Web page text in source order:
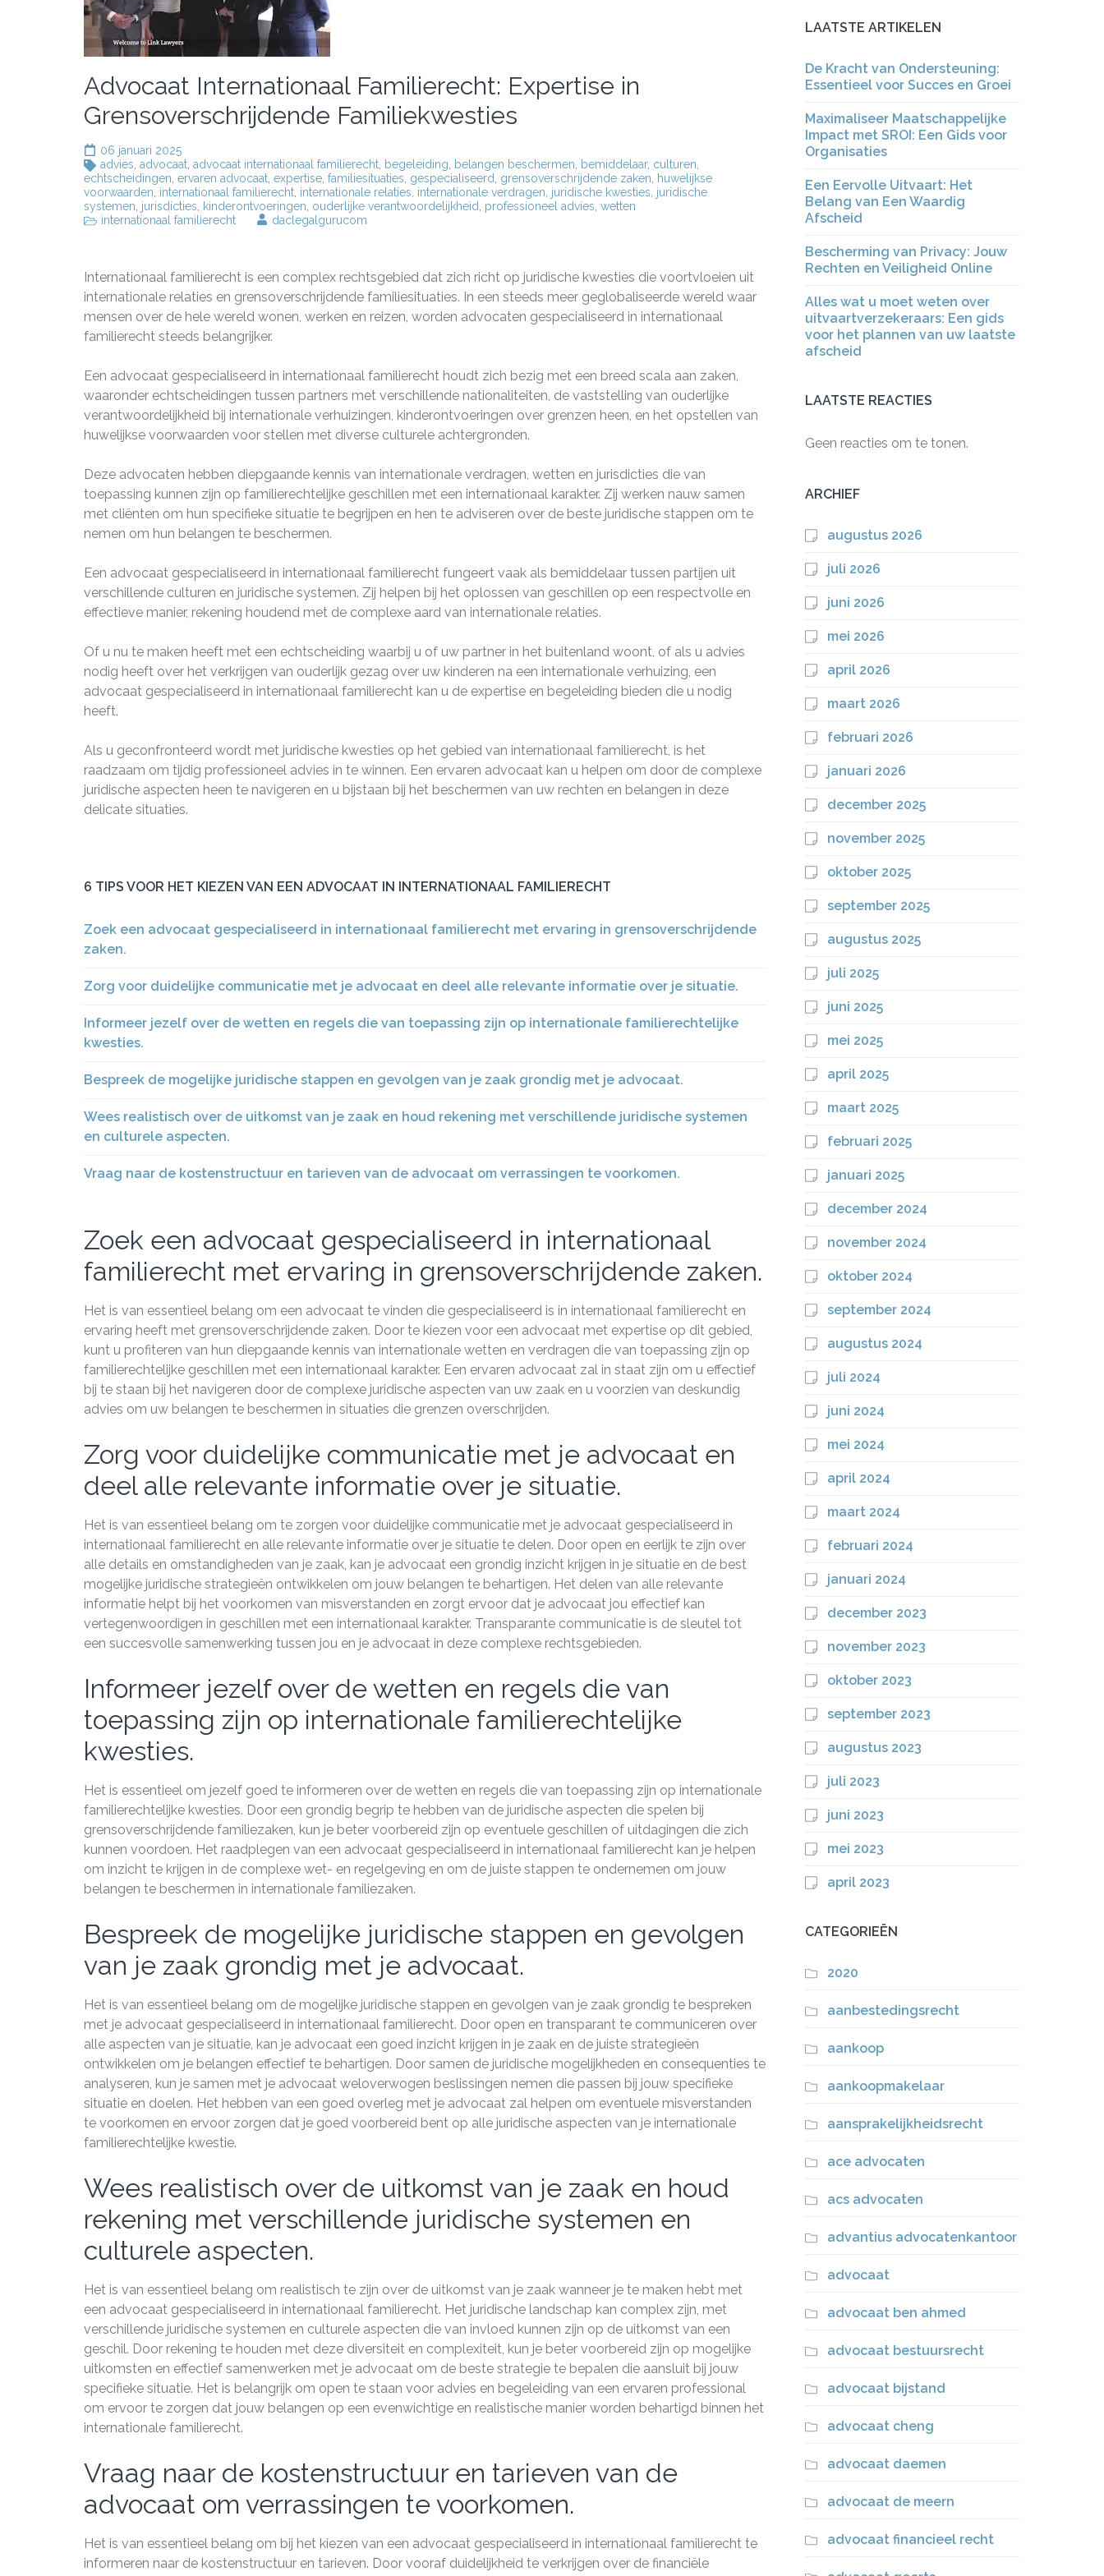
Advocaat Internationaal Familierecht: Expertise in
Grensoverschrijdende Familiekwesties
06 januari 2025
advies advocaat advocaat internationaal familierecht begeleiding belangen beschermen bemiddelaar, culturen
echtscheidingen ervaren advocaat expertise familiesituaties gespecialiseerd grensoverschrijdende zaken
huwelijkse
voorwaarden internationaal familierecht internationale relaties internationale verdragen juridische kwesties juridische
systemen jurisdicties kinderontvoeringen ouderlijke verantwoordelijkheid professioneel advies wetten
internationaal familierecht
daclegalgurucom
Internationaal familierecht is een complex rechtsgebied dat zich richt op juridische kwesties die voortvloeien uit
internationale relaties en grensoverschrijdende familiesituaties. In een steeds meer geglobaliseerde wereld waar
mensen over de hele wereld wonen, werken en reizen, worden advocaten gespecialiseerd in internationaal
familierecht steeds belangrijker.
Een advocaat gespecialiseerd in internationaal familierecht houdt zich bezig met een breed scala aan zaken,
waaronder echtscheidingen tussen partners met verschillende nationaliteiten, de vaststelling van ouderlijke
verantwoordelijkheid bij internationale verhuizingen, kinderontvoeringen over grenzen heen, en het opstellen van
huwelijkse voorwaarden voor stellen met diverse culturele achtergronden.
Deze advocaten hebben diepgaande kennis van internationale verdragen, wetten en jurisdicties die van
toepassing kunnen zijn op familierechtelijke geschillen met een internationaal karakter. Zij werken nauw samen
met cliënten om hun specifieke situatie te begrijpen en hen te adviseren over de beste juridische stappen om te
nemen om hun belangen te beschermen.
Een advocaat gespecialiseerd in internationaal familierecht fungeert vaak als bemiddelaar tussen partijen uit
verschillende culturen en juridische systemen. Zij helpen bij het oplossen van geschillen op een respectvolle en
effectieve manier, rekening houdend met de complexe aard van internationale relaties.
Of u nu te maken heeft met een echtscheiding waarbij u of uw partner in het buitenland woont, of als u advies
nodig heeft over het verkrijgen van ouderlijk gezag over uw kinderen na een internationale verhuizing, een
advocaat gespecialiseerd in internationaal familierecht kan u de expertise en begeleiding bieden die u nodig
heeft.
Als u geconfronteerd wordt met juridische kwesties op het gebied van internationaal familierecht, is het
raadzaam om tijdig professioneel advies in te winnen. Een ervaren advocaat kan u helpen om door de complexe
juridische aspecten heen te navigeren en u bijstaan bij het beschermen van uw rechten en belangen in deze
delicate situaties.
6 TIPS VOOR HET KIEZEN VAN EEN ADVOCAAT IN INTERNATIONAAL FAMILIERECHT
Zoek een advocaat gespecialiseerd in internationaal familierecht met ervaring in grensoverschrijdende
zaken.
Zorg voor duidelijke communicatie met je advocaat en deel alle relevante informatie over je situatie.
Informeer jezelf over de wetten en regels die van toepassing zijn op internationale familierechtelijke
kwesties.
Bespreek de mogelijke juridische stappen en gevolgen van je zaak grondig met je advocaat.
Wees realistisch over de uitkomst van je zaak en houd rekening met verschillende juridische systemen
en culturele aspecten.
Vraag naar de kostenstructuur en tarieven van de advocaat om verrassingen te voorkomen.
Zoek een advocaat gespecialiseerd in internationaal
familierecht met ervaring in grensoverschrijdende zaken.
Het is van essentieel belang om een advocaat te vinden die gespecialiseerd is in internationaal familierecht en
ervaring heeft met grensoverschrijdende zaken. Door te kiezen voor een advocaat met expertise op dit gebied,
kunt u profiteren van hun diepgaande kennis van internationale wetten en verdragen die van toepassing zijn op
familierechtelijke geschillen met een internationaal karakter. Een ervaren advocaat zal in staat zijn om u effectief
bij te staan bij het navigeren door de complexe juridische aspecten van uw zaak en u voorzien van deskundig
advies om uw belangen te beschermen in situaties die grenzen overschrijden.
Zorg voor duidelijke communicatie met je advocaat en
deel alle relevante informatie over je situatie.
Het is van essentieel belang om te zorgen voor duidelijke communicatie met je advocaat gespecialiseerd in
internationaal familierecht en alle relevante informatie over je situatie te delen. Door open en eerlijk te zijn over
alle details en omstandigheden van je zaak, kan je advocaat een grondig inzicht krijgen in je situatie en de best
mogelijke juridische strategieën ontwikkelen om jouw belangen te behartigen. Het delen van alle relevante
informatie helpt bij het voorkomen van misverstanden en zorgt ervoor dat je advocaat jou effectief kan
vertegenwoordigen in geschillen met een internationaal karakter. Transparante communicatie is de sleutel tot
een succesvolle samenwerking tussen jou en je advocaat in deze complexe rechtsgebieden.
Informeer jezelf over de wetten en regels die van
toepassing zijn op internationale familierechtelijke
kwesties.
Het is essentieel om jezelf goed te informeren over de wetten en regels die van toepassing zijn op internationale
familierechtelijke kwesties. Door een grondig begrip te hebben van de juridische aspecten die spelen bij
grensoverschrijdende familiezaken, kun je beter voorbereid zijn op eventuele geschillen of uitdagingen die zich
kunnen voordoen. Het raadplegen van een advocaat gespecialiseerd in internationaal familierecht kan je helpen
om inzicht te krijgen in de complexe wet- en regelgeving en om de juiste stappen te ondernemen om jouw
belangen te beschermen in internationale familiezaken.
Bespreek de mogelijke juridische stappen en gevolgen
van je zaak grondig met je advocaat.
Het is van essentieel belang om de mogelijke juridische stappen en gevolgen van je zaak grondig te bespreken
met je advocaat gespecialiseerd in internationaal familierecht. Door open en transparant te communiceren over
alle aspecten van je situatie, kan je advocaat een goed inzicht krijgen in je zaak en de juiste strategieën
ontwikkelen om je belangen effectief te behartigen. Door samen de juridische mogelijkheden en consequenties te
analyseren, kun je samen met je advocaat weloverwogen beslissingen nemen die passen bij jouw specifieke
situatie en doelen. Het hebben van een goed overleg met je advocaat zal helpen om eventuele misverstanden
te voorkomen en ervoor zorgen dat je goed voorbereid bent op alle juridische aspecten van je internationale
familierechtelijke kwestie.
Wees realistisch over de uitkomst van je zaak en houd
rekening met verschillende juridische systemen en
culturele aspecten.
Het is van essentieel belang om realistisch te zijn over de uitkomst van je zaak wanneer je te maken hebt met
een advocaat gespecialiseerd in internationaal familierecht. Het juridische landschap kan complex zijn, met
verschillende juridische systemen en culturele aspecten die van invloed kunnen zijn op de uitkomst van een
geschil. Door rekening te houden met deze diversiteit en complexiteit, kun je beter voorbereid zijn op mogelijke
uitkomsten en effectief samenwerken met je advocaat om de beste strategie te bepalen die aansluit bij jouw
specifieke situatie. Het is belangrijk om open te staan voor advies en begeleiding van een ervaren professional
om ervoor te zorgen dat jouw belangen op een evenwichtige en realistische manier worden behartigd binnen het
internationale familierecht.
Vraag naar de kostenstructuur en tarieven van de
advocaat om verrassingen te voorkomen.
Het is van essentieel belang om bij het kiezen van een advocaat gespecialiseerd in internationaal familierecht te
informeren naar de kostenstructuur en tarieven. Door vooraf duidelijkheid te verkrijgen over de financiële
LAATSTE ARTIKELEN
De Kracht van Ondersteuning:
Essentieel voor Succes en Groei
Maximaliseer Maatschappelijke
Impact met SROI: Een Gids voor
Organisaties
Een Eervolle Uitvaart: Het
Belang van Een Waardig
Afscheid
Bescherming van Privacy: Jouw
Rechten en Veiligheid Online
Alles wat u moet weten over
uitvaartverzekeraars: Een gids
voor het plannen van uw laatste
afscheid
LAATSTE REACTIES
Geen reacties om te tonen.
ARCHIEF
augustus 2026
juli 2026
juni 2026
mei 2026
april 2026
maart 2026
februari 2026
januari 2026
december 2025
november 2025
oktober 2025
september 2025
augustus 2025
juli 2025
juni 2025
mei 2025
april 2025
maart 2025
februari 2025
januari 2025
december 2024
november 2024
oktober 2024
september 2024
augustus 2024
juli 2024
juni 2024
mei 2024
april 2024
maart 2024
februari 2024
januari 2024
december 2023
november 2023
oktober 2023
september 2023
augustus 2023
juli 2023
juni 2023
mei 2023
april 2023
CATEGORIEËN
2020
aanbestedingsrecht
aankoop
aankoopmakelaar
aansprakelijkheidsrecht
ace advocaten
acs advocaten
advantius advocatenkantoor
advocaat
advocaat ben ahmed
advocaat bestuursrecht
advocaat bijstand
advocaat cheng
advocaat daemen
advocaat de meern
advocaat financieel recht